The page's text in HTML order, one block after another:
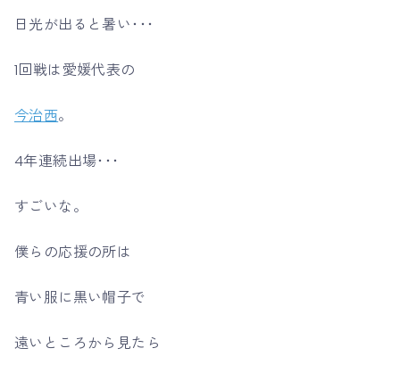
日光が出ると暑い･･･
1回戦は愛媛代表の
今治西。
4年連続出場･･･
すごいな。
僕らの応援の所は
青い服に黒い帽子で
遠いところから見たら